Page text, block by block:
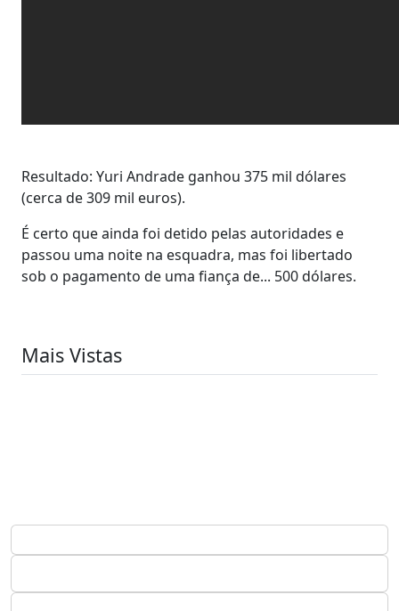
Resultado: Yuri Andrade ganhou 375 mil dólares
(cerca de 309 mil euros).
É certo que ainda foi detido pelas autoridades e
passou uma noite na esquadra, mas foi libertado
sob o pagamento de uma fiança de... 500 dólares.
Mais Vistas